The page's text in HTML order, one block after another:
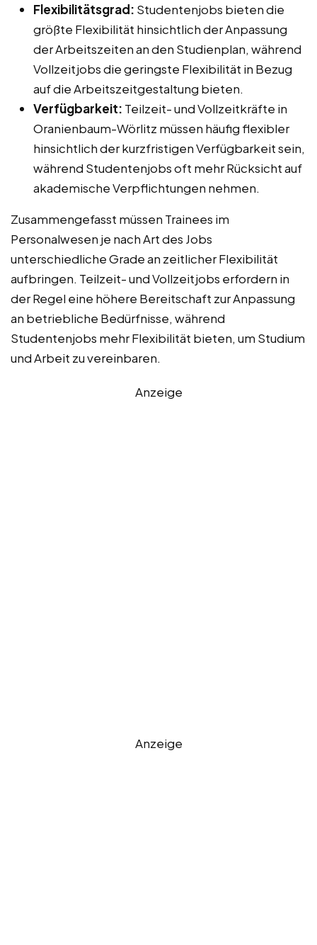
Flexibilitätsgrad: Studentenjobs bieten die
größte Flexibilität hinsichtlich der Anpassung
der Arbeitszeiten an den Studienplan, während
Vollzeitjobs die geringste Flexibilität in Bezug
auf die Arbeitszeitgestaltung bieten.
Verfügbarkeit: Teilzeit- und Vollzeitkräfte in
Oranienbaum-Wörlitz müssen häufig flexibler
hinsichtlich der kurzfristigen Verfügbarkeit sein,
während Studentenjobs oft mehr Rücksicht auf
akademische Verpflichtungen nehmen.
Zusammengefasst müssen Trainees im
Personalwesen je nach Art des Jobs
unterschiedliche Grade an zeitlicher Flexibilität
aufbringen. Teilzeit- und Vollzeitjobs erfordern in
der Regel eine höhere Bereitschaft zur Anpassung
an betriebliche Bedürfnisse, während
Studentenjobs mehr Flexibilität bieten, um Studium
und Arbeit zu vereinbaren.
Anzeige
Anzeige